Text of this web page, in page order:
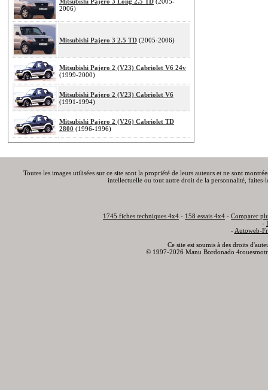
2006)
Mitsubishi Pajero 3 2.5 TD (2005-2006)
Mitsubishi Pajero 2 (V23) Cabriolet V6 24v
(1999-2000)
Mitsubishi Pajero 2 (V23) Cabriolet V6
(1991-1994)
Mitsubishi Pajero 2 (V26) Cabriolet TD
2800 (1996-1996)
Toutes les images utilisées sur ce site sont la propriété de leurs auteurs et ne sont
intellectuelle ou tout autre droit de la personnalité,
1745 fiches techniques 4x4 - 158 essais 4x4 - Comparer
-
- Autoweb-
Ce site est soumis à des droits
© 1997-2026 Manu Bordonado